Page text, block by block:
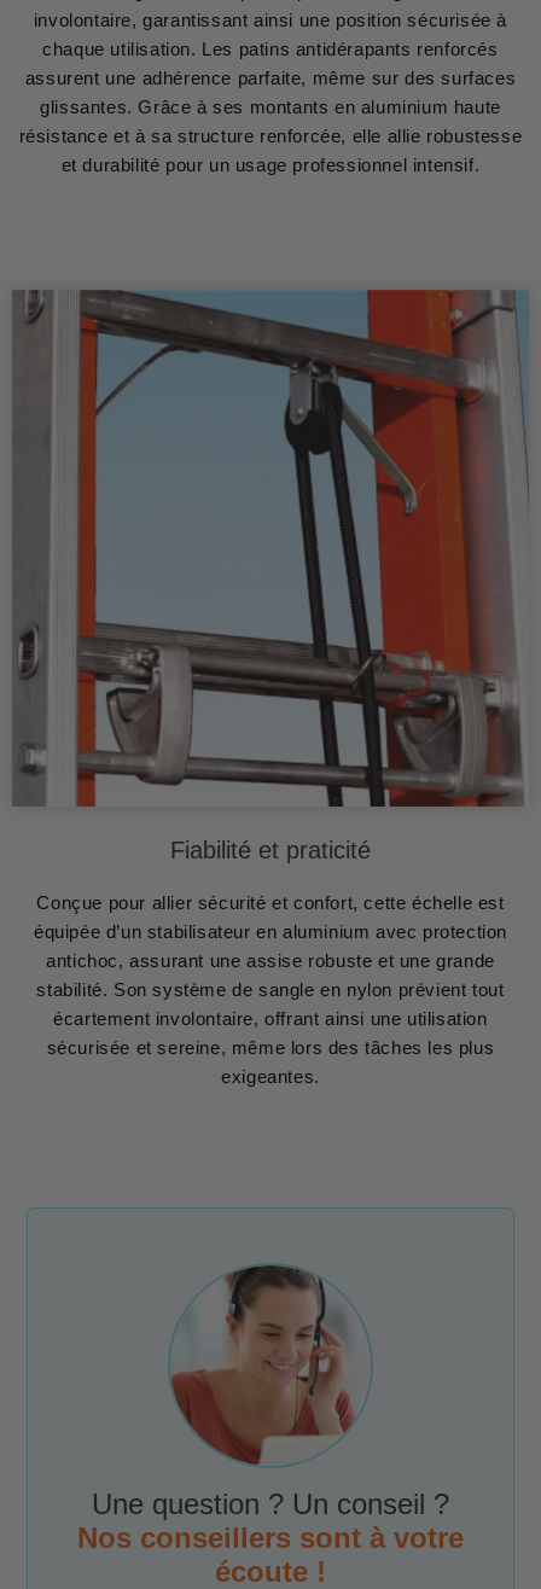
involontaire, garantissant ainsi une position sécurisée à
chaque utilisation. Les patins antidérapants renforcés
assurent une adhérence parfaite, même sur des surfaces
glissantes. Grâce à ses montants en aluminium haute
résistance et à sa structure renforcée, elle allie robustesse
et durabilité pour un usage professionnel intensif.
Fiabilité et praticité
Conçue pour allier sécurité et confort, cette échelle est
équipée d’un stabilisateur en aluminium avec protection
antichoc, assurant une assise robuste et une grande
stabilité. Son système de sangle en nylon prévient tout
écartement involontaire, offrant ainsi une utilisation
sécurisée et sereine, même lors des tâches les plus
exigeantes.
Une question ? Un conseil ?
Nos conseillers sont à votre
écoute !